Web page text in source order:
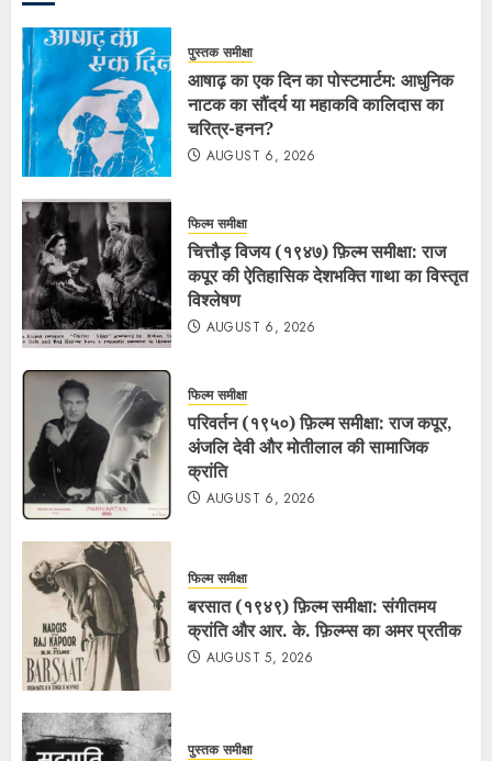
पुस्तक समीक्षा
आषाढ़ का एक दिन का पोस्टमार्टम: आधुनिक
नाटक का सौंदर्य या महाकवि कालिदास का
चरित्र-हनन?
AUGUST 6, 2026
फिल्म समीक्षा
चित्तौड़ विजय (१९४७) फ़िल्म समीक्षा: राज
कपूर की ऐतिहासिक देशभक्ति गाथा का विस्तृत
विश्लेषण
AUGUST 6, 2026
फिल्म समीक्षा
परिवर्तन (१९५०) फ़िल्म समीक्षा: राज कपूर,
अंजलि देवी और मोतीलाल की सामाजिक
क्रांति
AUGUST 6, 2026
फिल्म समीक्षा
बरसात (१९४९) फ़िल्म समीक्षा: संगीतमय
क्रांति और आर. के. फ़िल्म्स का अमर प्रतीक
AUGUST 5, 2026
पुस्तक समीक्षा